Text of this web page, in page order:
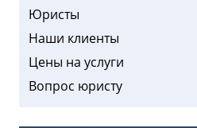
Юристы
Наши клиенты
Цены на услуги
Вопрос юристу